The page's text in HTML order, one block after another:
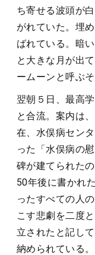
ち寄せる波頭が
がれていた。埋
ばれている。暗
と大きな月が出
ームーンと呼ぶそ
翌朝５日、最高
と合流。案内は
在、水俣病セン
った「水俣病の
碑が建てられた
50年後に書かれ
ったすべての人
こす悲劇を二度
立されたと記し
納められている